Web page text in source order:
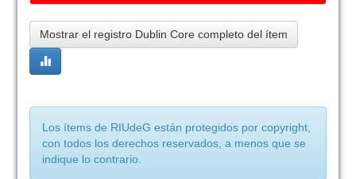
Mostrar el registro Dublin Core completo del ítem
Los ítems de RIUdeG están protegidos por copyright,
con todos los derechos reservados, a menos que se
indique lo contrario.